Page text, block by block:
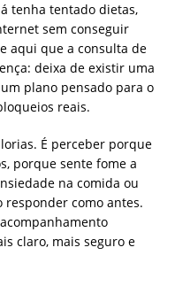
tenha tentado dietas,
sem conseguir
aqui que a consulta de
deixa de existir uma
plano pensado para o
reais.
É perceber porque
porque sente fome a
na comida ou
como antes.
claro, mais seguro e